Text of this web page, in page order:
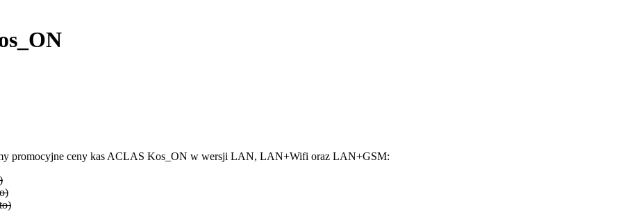
promocyjne ceny kas ACLAS Kos_ON w wersji LAN, LAN+Wifi oraz LAN+GSM: